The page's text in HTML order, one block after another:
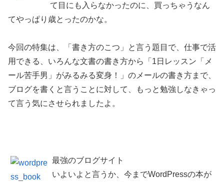
て目にも入らなかったのに、買っちゃうなん
てやっぱり歳とったのかな。
今回の特集は、「書き方のこつ」と言う題目で、仕事で活
用できる、いろんな文書の書き方から「1日レッスン「メ
ール苦手男」がみるみる変身！」のメールの書き方まで、
ブログを書くと言うことに対して、もっと勉強しなきゃっ
て言う気にさせられましたよ。
最強のブログサイト
いよいよと言うか、今までWordPressの本が